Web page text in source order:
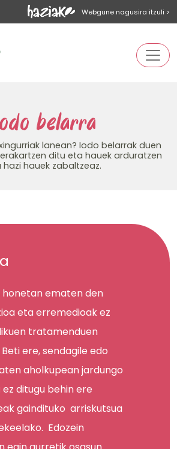
Webgune nagusira itzuli >
belarra
lanean? Iodo belarrak duen
ditu eta hauek arduratzen
hazi hauek zabaltzeaz.
honetan ematen den
eta erremedioak ez
tratamenduen
ere, sendagile edo
aholkupean jardungo
ditugu behin ere
gaindituko arriskutsua
Edozein